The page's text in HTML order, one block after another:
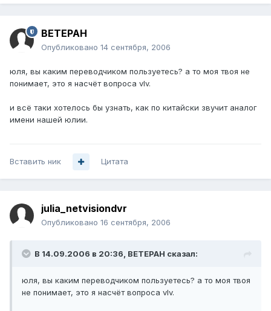
BETEPAH
Опубликовано 14 сентября, 2006
юля, вы каким переводчиком пользуетесь? а то моя твоя не
понимает, это я насчёт вопроса vIv.
и всё таки хотелось бы узнать, как по китайски звучит аналог
имени нашей юлии.
Вставить ник Цитата
julia_netvisiondvr
Опубликовано 16 сентября, 2006
В 14.09.2006 в 20:36, BETEPAH сказал:
юля, вы каким переводчиком пользуетесь? а то моя твоя
не понимает, это я насчёт вопроса vIv.